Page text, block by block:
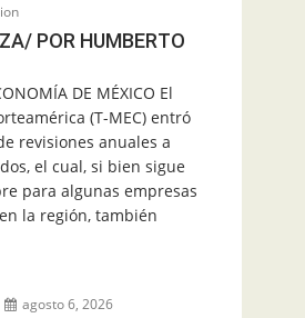
POR HUMBERTO
DE MÉXICO El
(T-MEC) entró
revisiones anuales a
el cual, si bien sigue
para algunas empresas
la región, también
agosto 6, 2026